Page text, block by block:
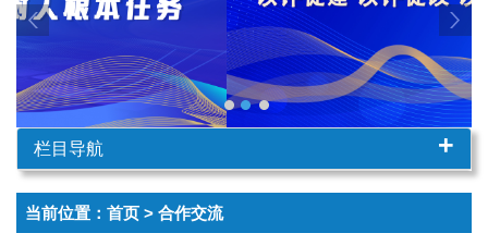
栏目导航 +
当前位置： 首页 > 合作交流